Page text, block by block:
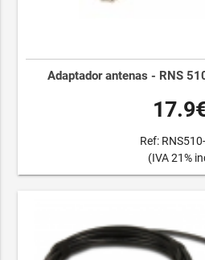
Adaptador antenas - RNS
Ref:
(IVA 21%